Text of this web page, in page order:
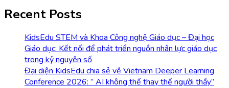
Recent Posts
KidsEdu STEM và Khoa Công nghệ Giáo dục – Đại học
Giáo dục: Kết nối để phát triển nguồn nhân lực giáo dục
trong kỷ nguyên số
Đại diện KidsEdu chia sẻ về Vietnam Deeper Learning
Conference 2026: ” AI không thể thay thế người thầy”